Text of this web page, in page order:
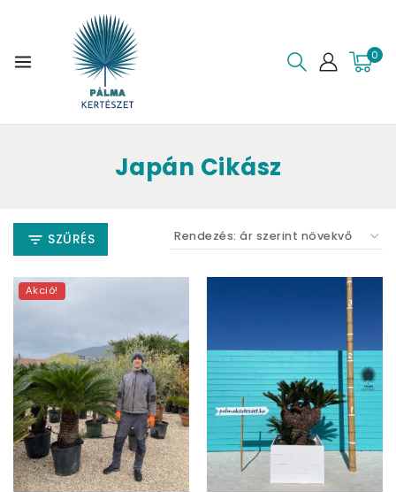
0
Japán Cikász
SZŰRÉS
Akció!